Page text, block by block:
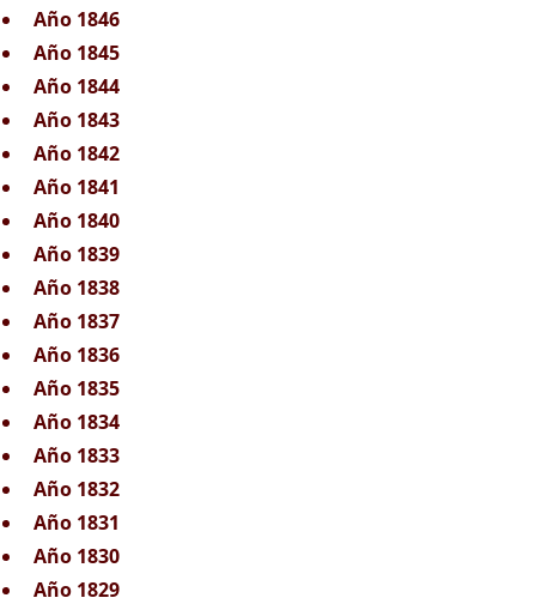
Año 1846
Año 1845
Año 1844
Año 1843
Año 1842
Año 1841
Año 1840
Año 1839
Año 1838
Año 1837
Año 1836
Año 1835
Año 1834
Año 1833
Año 1832
Año 1831
Año 1830
Año 1829